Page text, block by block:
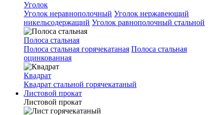
Уголок
Уголок неравнополочный Уголок нержавеющий
никельсодержащий Уголок равнополочный стальной
Полоса стальная
Полоса стальная горячекатаная Полоса стальная
оцинкованная
Квадрат
Квадрат стальной горячекатаный
Листовой прокат
Листовой прокат